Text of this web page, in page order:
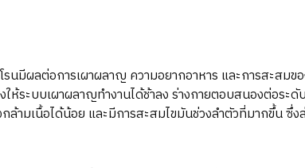
รนมีผลต่อการเผาผลาญ ความอยากอาหาร และการสะสมข
ห้ระบบเผาผลาญทำงานได้ช้าลง ร่างกายตอบสนองต่อระดั
ล้ามเนื้อได้น้อย และมีการสะสมไขมันช่วงลำตัวที่มากขึ้น ซึ่